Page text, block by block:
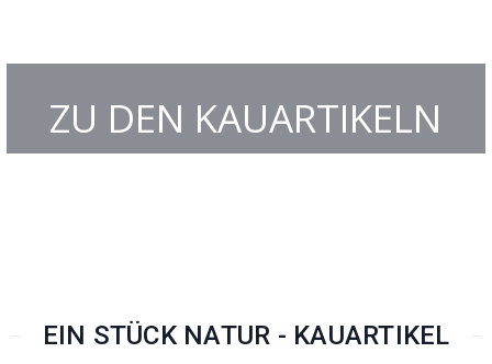
ZU DEN KAUARTIKELN
EIN STÜCK NATUR - KAUARTIKEL